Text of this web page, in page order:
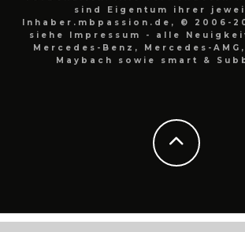
sind Eigentum ihrer
Inhaber.mbpassion.de, © 2006-
siehe Impressum - alle
Mercedes-Benz, Mercedes-
Maybach sowie smart &